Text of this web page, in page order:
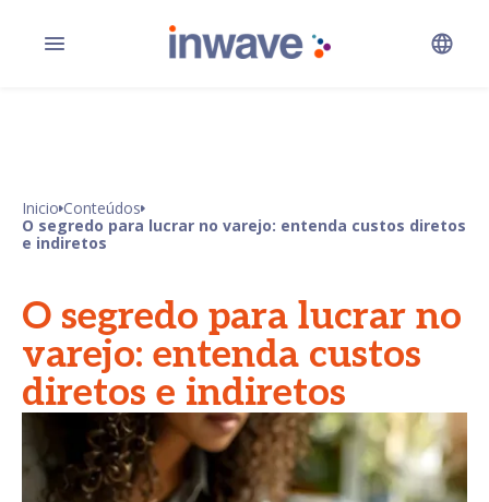
Inicio Conteúdos
O segredo para lucrar no varejo: entenda custos diretos
e indiretos
O segredo para lucrar no
varejo: entenda custos
diretos e indiretos